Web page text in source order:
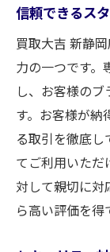
信頼できるス
買取大吉 新静
力の一つです。
し、お客様の
す。お客様が納
る取引を徹底し
てご利用いた
対して親切に対
ら高い評価を得